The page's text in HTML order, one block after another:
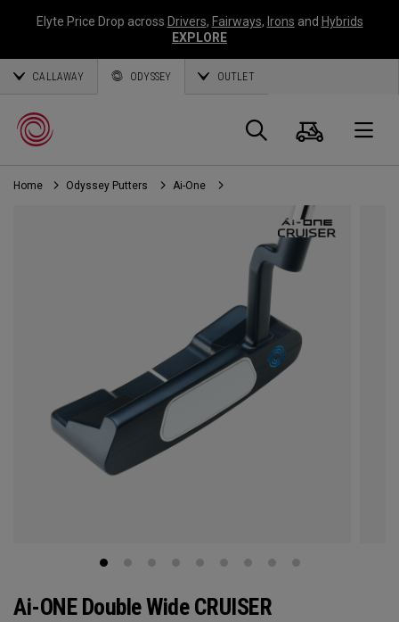
Elyte Price Drop across Drivers, Fairways, Irons and Hybrids
EXPLORE
CALLAWAY ODYSSEY OUTLET
Suche
Home Odyssey Putters Ai-One
Ai-ONE Double Wide CRUISER